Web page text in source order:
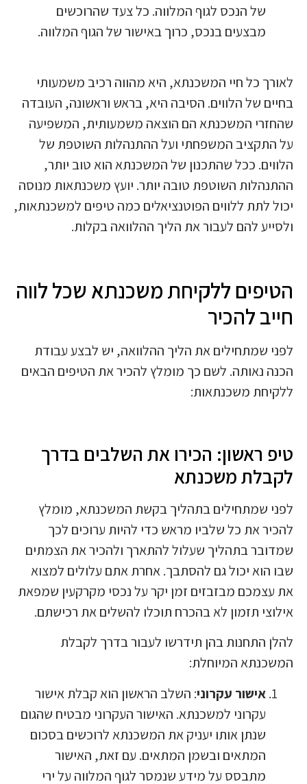
של הנכס לגוף המלווה. כל צעד שהרוכשים
מבצעים בנכס, כרוך באישור של הגוף המלווה.
לאורך כל חיי המשכנתא, היא מהווה רכיב משמעותי
בחיים של הלווים. הסיבה היא, בראש וראשונה, העובדה
שהחזרי המשכנתא הם הוצאה משמעותית, המשפיעה
על התקציב המשפחתי ועל ההתנהלות השוטפת של
הלווים. ככל שהתכנון של המשכנתא הוא טוב יותר,
ההתנהלות השוטפת טובה יותר. יועץ משכנתאות מנוסה
יכול לתת ללווים הפוטנציאלים כמה טיפים למשכנתאות,
ולסייע להם לעבור את הליך ההלוואה בקלות.
הטיפים ללקיחת משכנתא שכל לווה
חייב להכיר
לפני שמתחילים את הליך ההלוואה, יש לבצע עבודת
הכנה נאותה. לשם כך מומלץ להכיר את הטיפים הבאים
ללקיחת משכנתאות:
טיפ ראשון: הכירו את השלבים בדרך
לקבלת משכנתא
לפני שמתחילים בתהליך בקשת המשכנתא, מומלץ
להכיר את כל שלביו מראש כדי להיות ערוכים לכך
שמדובר בתהליך שעלול להתארך ולהכיר את הצמתים
שבו הוא יכול גם להסתבך. אחרת אתם עלולים למצוא
את עצמכם מבזבזים זמן יקר על נכסי מקרקעין שמפאת
אילוצי תזמון לא בהכרח תוכלו להשלים את רכישתם.
להלן התחנות בהן תידרשו לעבור בדרך לקבלת
המשכנתא המיוחלת:
אישור עקרוני: השלב הראשון הוא קבלת אישור
עקרוני למשכנתא. האישור העקרוני מבטיח שהגום
שנתן אותו יעניק את המשכנתא לרוכשים בסכום
המתאים ובשמן המתאים. עם זאת, האישור
מתבסס על מידע שנמסר לגוף המלווה על ירי